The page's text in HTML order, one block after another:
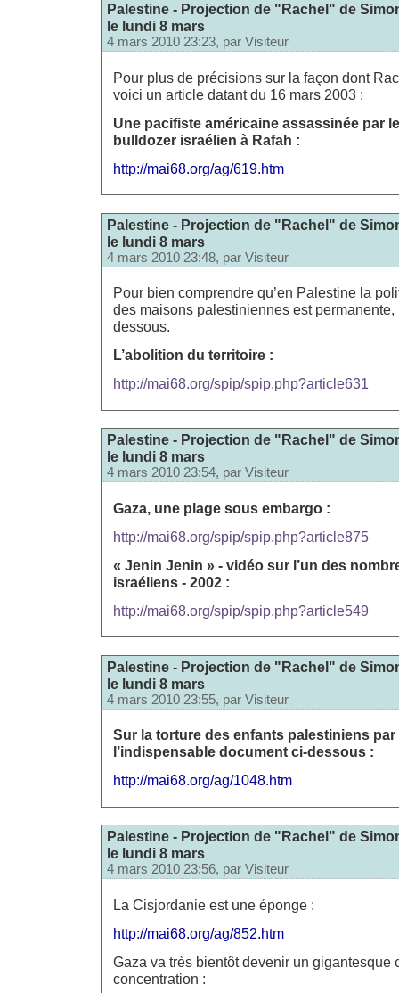
Palestine - Projection de "Rachel" de
le lundi 8 mars
4 mars 2010 23:23, par Visiteur
Pour plus de précisions sur la façon dont
voici un article datant du 16 mars 2003 :
Une pacifiste américaine assassinée par
bulldozer israélien à Rafah :
http://mai68.org/ag/619.htm
Palestine - Projection de "Rachel" de
le lundi 8 mars
4 mars 2010 23:48, par Visiteur
Pour bien comprendre qu’en Palestine la
des maisons palestiniennes est permanente,
dessous.
L’abolition du territoire :
http://mai68.org/spip/spip.php?article631
Palestine - Projection de "Rachel" de
le lundi 8 mars
4 mars 2010 23:54, par Visiteur
Gaza, une plage sous embargo :
http://mai68.org/spip/spip.php?article875
« Jenin Jenin » - vidéo sur l’un des
israéliens - 2002 :
http://mai68.org/spip/spip.php?article549
Palestine - Projection de "Rachel" de
le lundi 8 mars
4 mars 2010 23:55, par Visiteur
Sur la torture des enfants palestiniens par
l’indispensable document ci-dessous :
http://mai68.org/ag/1048.htm
Palestine - Projection de "Rachel" de
le lundi 8 mars
4 mars 2010 23:56, par Visiteur
La Cisjordanie est une éponge :
http://mai68.org/ag/852.htm
Gaza va très bientôt devenir un gigantesque
concentration :